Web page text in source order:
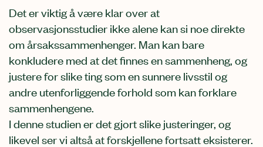
Det er viktig å være klar over at
observasjonsstudier ikke alene kan si noe direkte
om årsakssammenhenger. Man kan bare
konkludere med at det finnes en sammenheng, og
justere for slike ting som en sunnere livsstil og
andre utenforliggende forhold som kan forklare
sammenhengene.
I denne studien er det gjort slike justeringer, og
likevel ser vi altså at forskjellene fortsatt eksisterer.